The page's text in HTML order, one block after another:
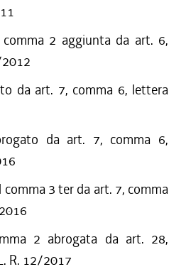
2 aggiunta da art. 6,
da art. 7, comma 6, lettera
da art. 7, comma 6,
3 ter da art. 7, comma
2 abrogata da art. 28,
R. 12/2017